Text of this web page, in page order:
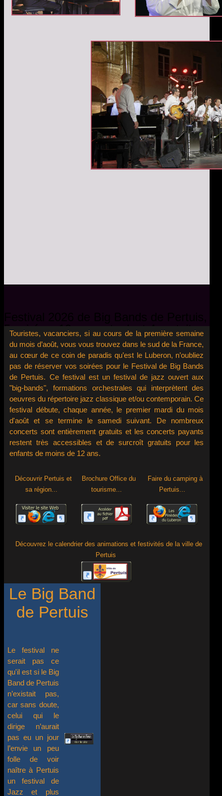
5 soirées, 10 concerts dont 4 gratuits,
le jazz sous toutes ses formes: Blues,
Funk, New Orleans, Salsa, Swing
etc....................
Touristes, vacanciers, si au cours de la première semaine
du mois d’août, vous vous trouvez dans le sud de la France,
au cœur de ce coin de paradis qu’est le Luberon, n’oubliez
pas de réserver vos soirées pour le Festival de Big Bands
de Pertuis. Ce festival est un festival de jazz ouvert aux
"big-bands", formations orchestrales qui interprètent des
oeuvres du répertoire jazz classique et/ou contemporain. Ce
festival débute, chaque année, le premier mardi du mois
d'août et se termine le samedi suivant. De nombreux
concerts sont entièrement gratuits et les concerts payants
restent très accessibles et de surcroît gratuits pour les
enfants de moins de 12 ans.
Découvrir Pertuis et
sa région...
Brochure Office du
tourisme...
Faire du camping à
Pertuis...
Découvrez le calendrier des animations et festivités de la ville de
Pertuis
Le Big Band
de Pertuis
Le festival ne
serait pas ce
qu'il est si le Big
Band de Pertuis
n’existait pas,
car sans doute,
celui qui le
dirige n’aurait
pas eu un jour
l’envie un peu
folle de voir
naître à Pertuis
un festival de
Jazz et plus